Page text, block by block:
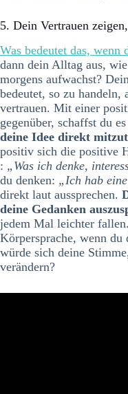
5. Dein Vertrauen
Was bedeutet das, wenn
dann dein Alltag aus,
morgens aufwachst?
bedeutet, so zu handeln,
vertrauen. Mit einer
gegenüber, schaffst du
deine Idee direkt
positiv sich die positive
: „Was ich denke,
du denken: „Ich hab
direkt laut aussprechen.
deine Gedanken
jedem Mal leichter
Körpersprache, wenn
würde sich deine
verändern?